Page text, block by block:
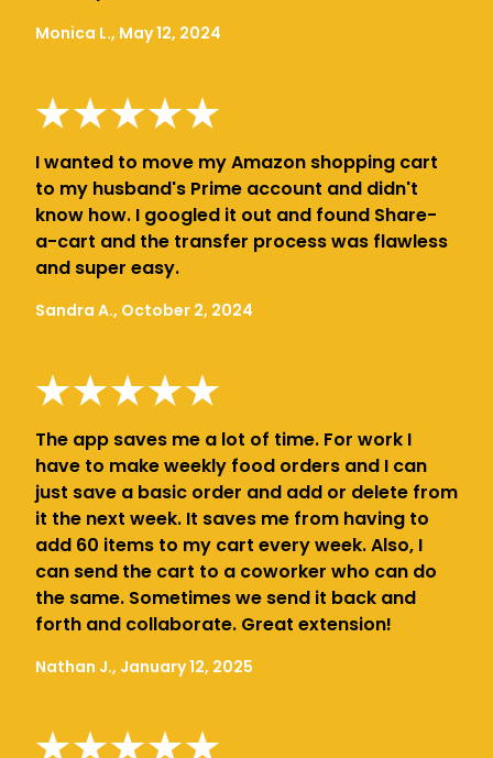
Monica L., May 12, 2024
I wanted to move my Amazon shopping cart
to my husband's Prime account and didn't
know how. I googled it out and found Share-
a-cart and the transfer process was flawless
and super easy.
Sandra A., October 2, 2024
The app saves me a lot of time. For work I
have to make weekly food orders and I can
just save a basic order and add or delete from
it the next week. It saves me from having to
add 60 items to my cart every week. Also, I
can send the cart to a coworker who can do
the same. Sometimes we send it back and
forth and collaborate. Great extension!
Nathan J., January 12, 2025